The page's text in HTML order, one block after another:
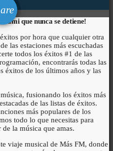
que nunca se detiene!
por hora que cualquier otra
las estaciones más escuchadas
todos los éxitos #1 de las
encontrarás todas las
éxitos de los últimos años y las
fusionando los éxitos más
de las listas de éxitos.
más populares de los
todo lo que necesitas para
la música que amas.
viaje musical de Más FM, donde